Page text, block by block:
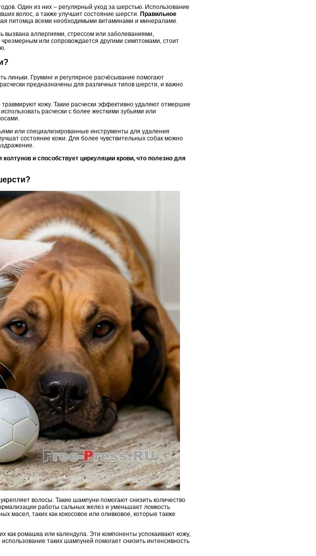
Один из них – регулярный уход за шерстью. Использование
волос, а также улучшит состояние шерсти. Правильное
питомца всеми необходимыми витаминами и минералами.
вызвана аллергиями, стрессом или заболеваниями,
или сопровождается другими симптомами, стоит
линьки. Груминг и регулярное расчёсывание помогают
предназначены для различных типов шерсти, и важно
кожу. Такие расчески эффективно удаляют отмершие
расчески с более жесткими зубьями или
или специализированные инструменты для удаления
состояние кожи. Для более чувствительных собак можно
и способствует циркуляции крови, что полезно для
волосы. Такие шампуни помогают снизить количество
работы сальных желез и уменьшает ломкость
масел, таких как кокосовое или оливковое, которые также
как ромашка или календула. Эти компоненты успокаивают кожу,
таких шампуней помогает снизить интенсивность